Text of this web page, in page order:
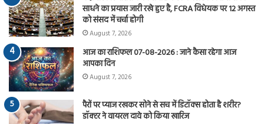
साधने का प्रयास जारी रखे हुए है, FCRA विधेयक पर 12 अगस्त
को संसद में चर्चा होगी
August 7, 2026
आज का राशिफल 07-08-2026 : जाने कैसा रहेगा आज
आपका दिन
August 7, 2026
पैरों पर प्याज रखकर सोने से सच में डिटॉक्स होता है शरीर?
डॉक्टर ने वायरल दावे को किया खारिज